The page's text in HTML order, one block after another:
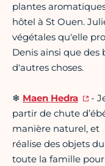
plantes
hôtel à St Ouen.
végétales qu'elle
Denis ainsi que des
d'autres choses.
❄ Maen Hedra
-
partir de chute
manière naturel, et
réalise des objets
toute la famille